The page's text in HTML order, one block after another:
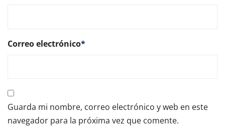
Correo electrónico*
Guarda mi nombre, correo electrónico y web en este
navegador para la próxima vez que comente.